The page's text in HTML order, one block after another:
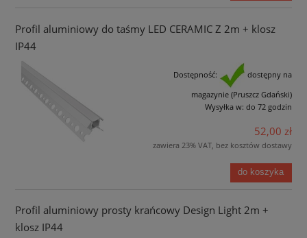
Profil aluminiowy do taśmy LED CERAMIC Z 2m + klosz
IP44
Dostępność:
dostępny na
magazynie (Pruszcz Gdański)
Wysyłka w: do 72 godzin
52,00 zł
zawiera 23% VAT, bez kosztów dostawy
do koszyka
Profil aluminiowy prosty krańcowy Design Light 2m +
klosz IP44